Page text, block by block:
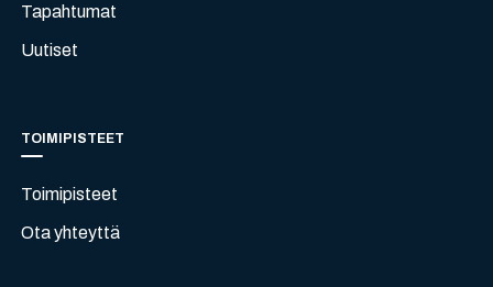
Tapahtumat
Uutiset
TOIMIPISTEET
Toimipisteet
Ota yhteyttä